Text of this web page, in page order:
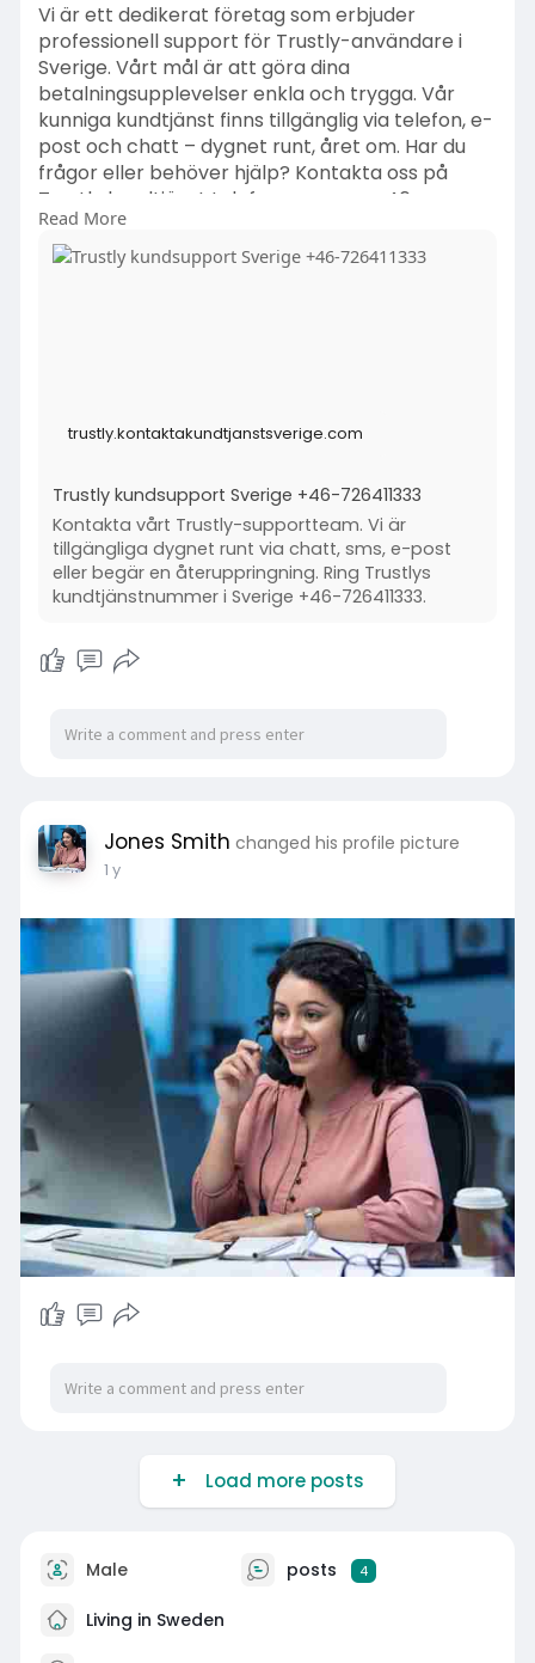
Vi är ett dedikerat företag som erbjuder
professionell support för Trustly-användare i
Sverige. Vårt mål är att göra dina
betalningsupplevelser enkla och trygga. Vår
kunniga kundtjänst finns tillgänglig via telefon, e-
post och chatt – dygnet runt, året om. Har du
frågor eller behöver hjälp? Kontakta oss på
Trustly kundtjänst telefonnummer : +46-
726411333. Vi finns här för att ge dig snabb och
tillförlitlig service när du behöver den.
Read More
trustly.kontaktakundtjanstsverige.com
Trustly kundsupport Sverige +46-726411333
Kontakta vårt Trustly-supportteam. Vi är
tillgängliga dygnet runt via chatt, sms, e-post
eller begär en återuppringning. Ring Trustlys
kundtjänstnummer i Sverige +46-726411333.
Jones Smith changed his profile picture
1 y
Load more posts
Male posts 4
Living in Sweden